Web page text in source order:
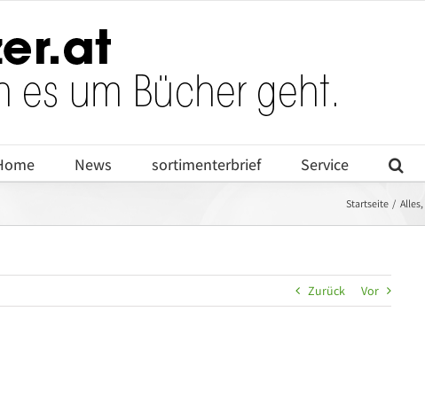
News sortimenterbrief Service
Startseite Alles
Zurück Vor